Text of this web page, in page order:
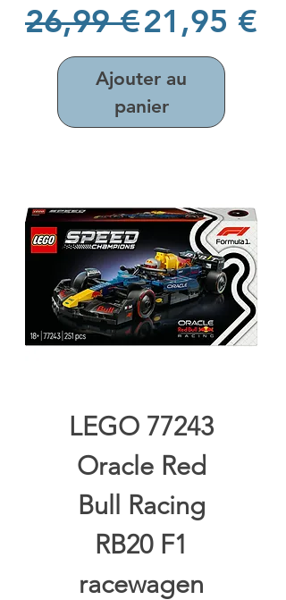
Prix original
26,99 €Prix
21,95 €
Ajouter au
panier
LEGO 77243
Oracle Red
Bull Racing
RB20 F1
racewagen